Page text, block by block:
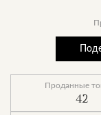
Проданные
42